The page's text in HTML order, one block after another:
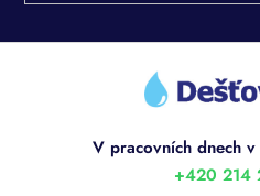
Z
+420 214